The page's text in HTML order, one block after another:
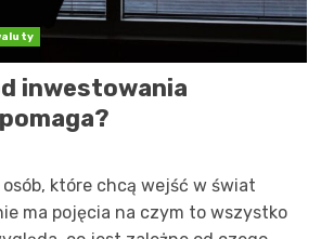
inwestowania
które chcą wejść w świat
ma pojęcia na czym to wszystko